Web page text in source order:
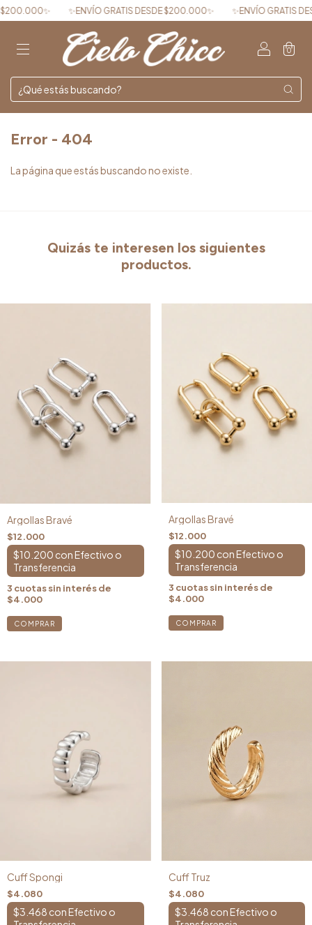
✨ENVÍO GRATIS DESDE $200.000✨ ✨ENVÍO GRATIS DESDE
0
Error - 404
La página que estás buscando no existe.
Quizás te interesen los siguientes
productos.
Argollas Bravé
$12.000
$10.200 con
3 cuotas sin interés de
$4.000
Argollas Bravé
$12.000
$10.200 con
3 cuotas sin interés de
$4.000
Cuff Spongi
$4.080
$3.468 con
Cuff Truz
$4.080
$3.468 con